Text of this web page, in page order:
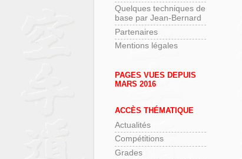
Quelques techniques de
base par Jean-Bernard
Partenaires
Mentions légales
PAGES VUES DEPUIS
MARS 2016
ACCÈS THÉMATIQUE
Actualités
Compétitions
Grades